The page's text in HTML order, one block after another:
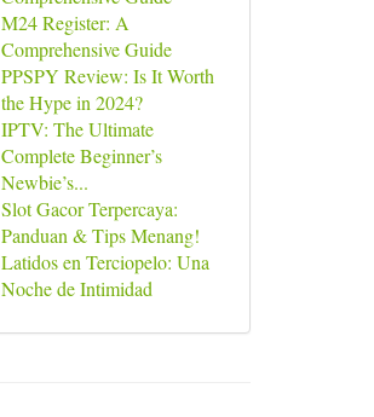
M24 Register: A
Comprehensive Guide
PPSPY Review: Is It Worth
the Hype in 2024?
IPTV: The Ultimate
Complete Beginner’s
Newbie’s...
Slot Gacor Terpercaya:
Panduan & Tips Menang!
Latidos en Terciopelo: Una
Noche de Intimidad